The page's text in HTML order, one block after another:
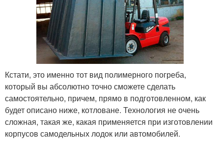
Кстати, это именно тот вид полимерного погреба,
который вы абсолютно точно сможете сделать
самостоятельно, причем, прямо в подготовленном, как
будет описано ниже, котловане. Технология не очень
сложная, такая же, какая применяется при изготовлении
корпусов самодельных лодок или автомобилей.